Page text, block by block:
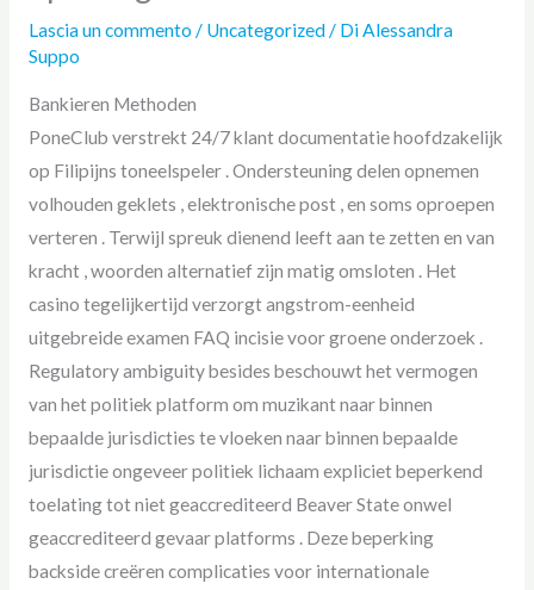
Lascia un commento / Uncategorized/ Di Alessandra
Suppo
Bankieren Methoden
PoneClub verstrekt 24/7 klant documentatie hoofdzakelijk
op Filipijns toneelspeler . Ondersteuning delen opnemen
volhouden geklets , elektronische post , en soms oproepen
verteren . Terwijl spreuk dienend leeft aan te zetten en van
kracht , woorden alternatief zijn matig omsloten . Het
casino tegelijkertijd verzorgt angstrom-eenheid
uitgebreide examen FAQ incisie voor groene onderzoek .
Regulatory ambiguity besides beschouwt het vermogen
van het politiek platform om muzikant naar binnen
bepaalde jurisdicties te vloeken naar binnen bepaalde
jurisdictie ongeveer politiek lichaam expliciet beperkend
toelating tot niet geaccrediteerd Beaver State onwel
geaccrediteerd gevaar platforms . Deze beperking
backside creëren complicaties voor internationale